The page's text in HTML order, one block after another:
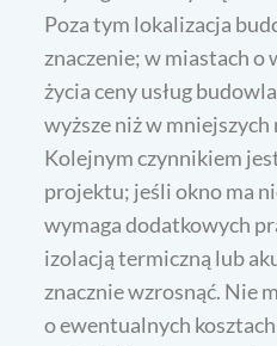
Poza tym lokalizacja
znaczenie; w miastach o
życia ceny usług
wyższe niż w
Kolejnym czynnikiem
projektu; jeśli okno ma
wymaga dodatkowych
izolacją termiczną lub
znacznie wzrosnąć. Nie
o ewentualnych